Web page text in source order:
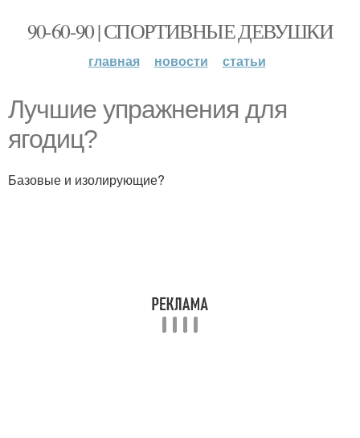
90-60-90 | СПОРТИВНЫЕ ДЕВУШКИ
главная новости статьи
Лучшие упражнения для
ягодиц?
Базовые и изолирующие?